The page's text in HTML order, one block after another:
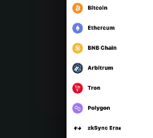
Português (Portugal)
Bahasa Indonesia